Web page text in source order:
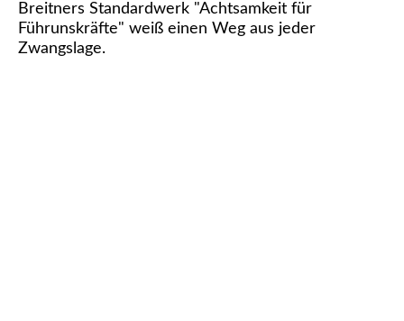
Breitners Standardwerk "Achtsamkeit für
Führunskräfte" weiß einen Weg aus jeder
Zwangslage.